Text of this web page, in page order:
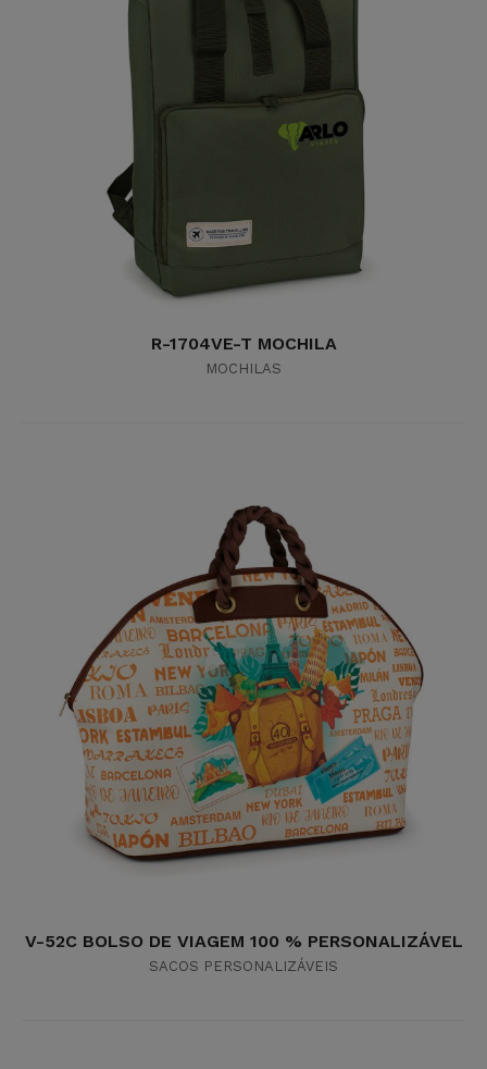
R-1704VE-T MOCHILA
MOCHILAS
V-52C BOLSO DE VIAGEM 100 % PERSONALIZÁVEL
SACOS PERSONALIZÁVEIS